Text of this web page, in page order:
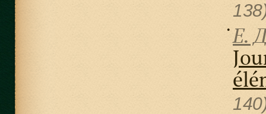
● Е.